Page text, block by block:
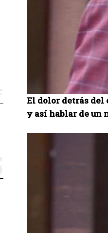
El dolor detrás del
y así hablar de un